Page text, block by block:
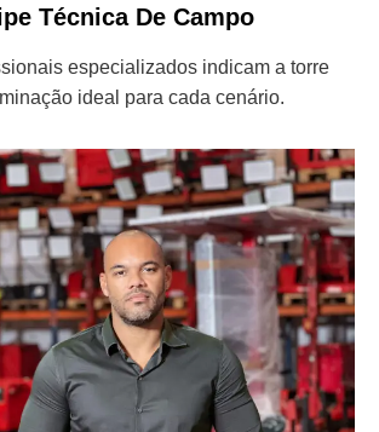
Técnica De Campo
especializados indicam a torre
ideal para cada cenário.